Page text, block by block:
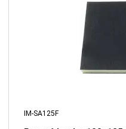
IM-SA125F